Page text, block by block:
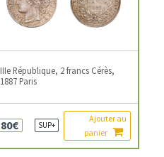
IIIe République, 2 francs Cérès,
1887 Paris
80€ SUP+
Ajouter au
panier